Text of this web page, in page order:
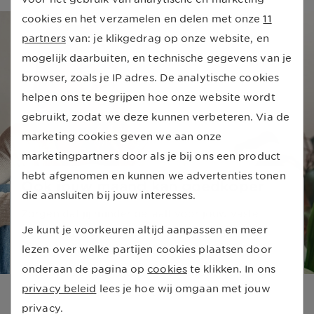
Ook jouw maand kan goedkoper
lasten, dat is ons doel. Wist je dat je via
UnitedConsumers kunt besparen op meerdere
vaste lasten? Zoals je zorg- of autoverzekering,
mobiele abonnement en tankbeurten.
cookies en het verzamelen en delen met onze 11
partners van: je klikgedrag op onze website, en
mogelijk daarbuiten, en technische gegevens van je
browser, zoals je IP adres. De analytische cookies
helpen ons te begrijpen hoe onze website wordt
gebruikt, zodat we deze kunnen verbeteren. Via de
marketing cookies geven we aan onze
marketingpartners door als je bij ons een product
hebt afgenomen en kunnen we advertenties tonen
die aansluiten bij jouw interesses.
Je kunt je voorkeuren altijd aanpassen en meer
lezen over welke partijen cookies plaatsen door
onderaan de pagina op cookies te klikken. In ons
privacy beleid lees je hoe wij omgaan met jouw
privacy.